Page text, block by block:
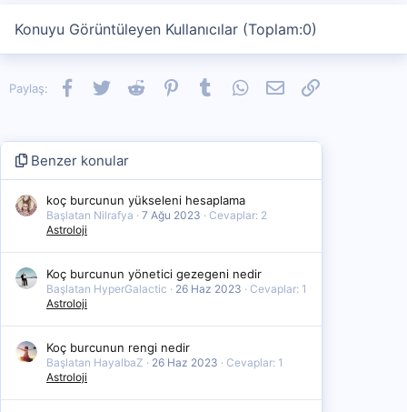
Konuyu Görüntüleyen Kullanıcılar (Toplam:0)
Paylaş: Facebook
TwitterReddit PinterestTumblrWhatsApp
E-postaLink
Benzer konular
koç burcunun yükseleni hesaplama
Başlatan Nilrafya 7 Ağu 2023
Cevaplar: 2
Astroloji
Koç burcunun yönetici gezegeni nedir
Başlatan HyperGalactic 26 Haz 2023
Cevaplar: 1
Astroloji
Koç burcunun rengi nedir
Başlatan HayalbaZ 26 Haz 2023
Cevaplar: 1
Astroloji